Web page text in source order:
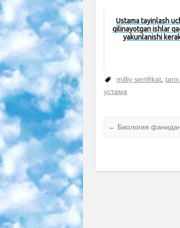
Ustama tayinlash
qilinayotgan ishlar
yakunlanishi
milliy sertifikat,tarix,
устама
← Биология